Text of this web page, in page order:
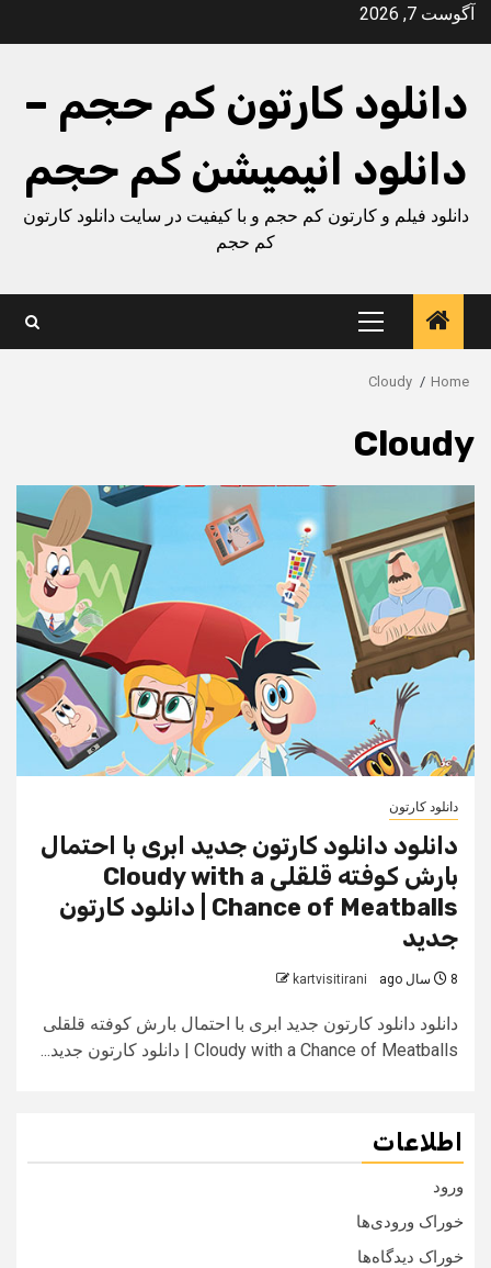
Skipآگوست 7, 2026
دانلود کارتون کم حجم –
دانلود انیمیشن کم حجم
دانلود فیلم و کارتون کم حجم و با کیفیت در سایت دانلود کارتون
کم حجم
Primary
Menu
Home
Cloudy
Cloudy
دانلود کارتون
دانلود دانلود کارتون جدید ابری با احتمال
بارش کوفته قلقلی Cloudy with a
Chance of Meatballs | دانلود کارتون
جدید
8 سال ago kartvisitirani
دانلود دانلود کارتون جدید ابری با احتمال بارش کوفته قلقلی
Cloudy with a Chance of Meatballs | دانلود کارتون جدید...
اطلاعات
ورود
خوراک ورودی‌ها
خوراک دیدگاه‌ها